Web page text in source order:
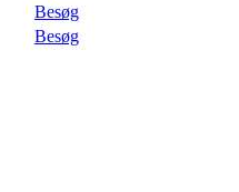
Besøg
Besøg